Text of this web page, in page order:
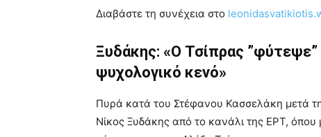
Διαβάστε τη συνέχεια στο
Ξυδάκης: «Ο Τσίπρας
ψυχολογικό κενό»
Πυρά κατά του Στέφανου Κασσελάκη μετά
Νίκος Ξυδάκης από το κανάλι της ΕΡΤ, όπου